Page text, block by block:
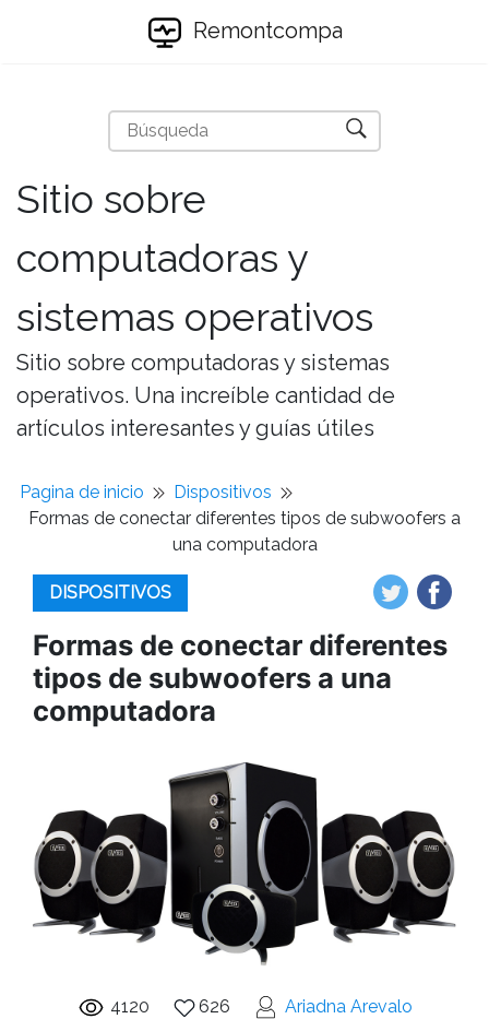
Remontcompa
Sitio sobre
computadoras y
sistemas operativos
Sitio sobre computadoras y sistemas
operativos. Una increíble cantidad de
artículos interesantes y guías útiles
Pagina de inicio
Dispositivos
Formas de conectar diferentes tipos de subwoofers a
una computadora
DISPOSITIVOS
Formas de conectar diferentes
tipos de subwoofers a una
computadora
4120 626 Ariadna Arevalo